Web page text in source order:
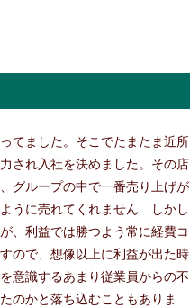
てました。そこでたまたま近所
され入社を決めました。その店
グループの中で一番売り上げが
うに売れてくれません…しかし
、利益では勝つよう常に経費コ
ので、想像以上に利益が出た時
意識するあまり従業員からの不
のかと落ち込むこともありま